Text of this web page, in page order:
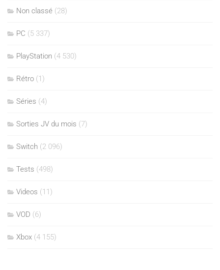
Non classé (28)
PC (5 337)
PlayStation (4 530)
Rétro (1)
Séries (4)
Sorties JV du mois (7)
Switch (2 096)
Tests (498)
Videos (11)
VOD (6)
Xbox (4 155)